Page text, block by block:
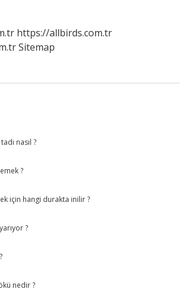
https://allbirds.com.tr
Sitemap
nasıl ?
?
için hangi durakta inilir ?
?
nedir ?